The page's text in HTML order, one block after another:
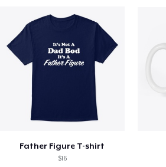
Father Figure T-shirt
$16